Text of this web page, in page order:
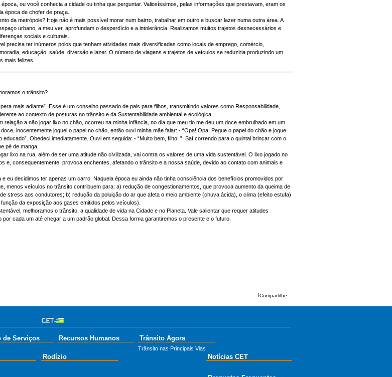
ou você conhecia a cidade ou tinha que perguntar. Valiosíssimos, pelas informações que prestavam, eram os
época de chofer de praça.
da metrópole? Hoje não é mais possível morar num bairro, trabalhar em outro e buscar lazer numa outra área. A
urbano, a meu ver, aprofundam o desperdício e a intolerância. Realizamos muitos trajetos desnecessários e
sociais e culturais.
precisa ter inúmeros polos que tenham atividades mais diversificadas como locais de emprego, comércio,
educação, saúde, diversão e lazer. O número de viagens e trajetos de veículos se reduziria produzindo um
mais felizes.
o trânsito?
mais adiante”. Esse é um conselho passado de pais para filhos, transmitindo valores como Responsabilidade,
ao contexto de posturas no trânsito e da Sustentabilidade ambiental e ecológica.
relação a não jogar lixo no chão, ocorreu na minha infância, no dia que meu tio me deu um doce embrulhado em um
inocentemente joguei o papel no chão, então ouvi minha mãe falar: - “Opa! Opa! Pegue o papel do chão e jogue
Obedeci imediatamente. Ouvi em seguida: - “Muito bem, filho! ”. Saí correndo para o quintal brincar com o
pé de manga.
lixo na rua, além de ser uma atitude não civilizada, vai contra os valores de uma vida sustentável. O lixo jogado no
e, consequentemente, provoca enchentes, afetando o trânsito e a nossa saúde, devido ao contato com animais e
eu decidimos ter apenas um carro. Naquela época eu ainda não tinha consciência dos benefícios promovidos por
menos veículos no trânsito contribuem para: a) redução de congestionamentos, que provoca aumento da queima de
stress aos condutores; b) redução da poluição do ar que afeta o meio ambiente (chuva ácida), o clima (efeito estufa)
da exposição aos gases emitidos pelos veículos).
melhoramos o trânsito, a qualidade de vida na Cidade e no Planeta. Vale salientar que requer atitudes
cada um até chegar a um padrão global. Dessa forma garantiremos o presente e o futuro.
Compartilhe
|
de Serviços Recursos Humanos Trânsito Agora
Trânsito nas Principais Vias
Rodízio Notícias CET